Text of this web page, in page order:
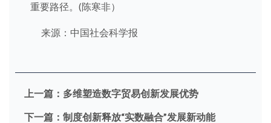
重要路径。(陈寒非）
来源：中国社会科学报
上一篇： 多维塑造数字贸易创新发展优势
下一篇： 制度创新释放“实数融合”发展新动能